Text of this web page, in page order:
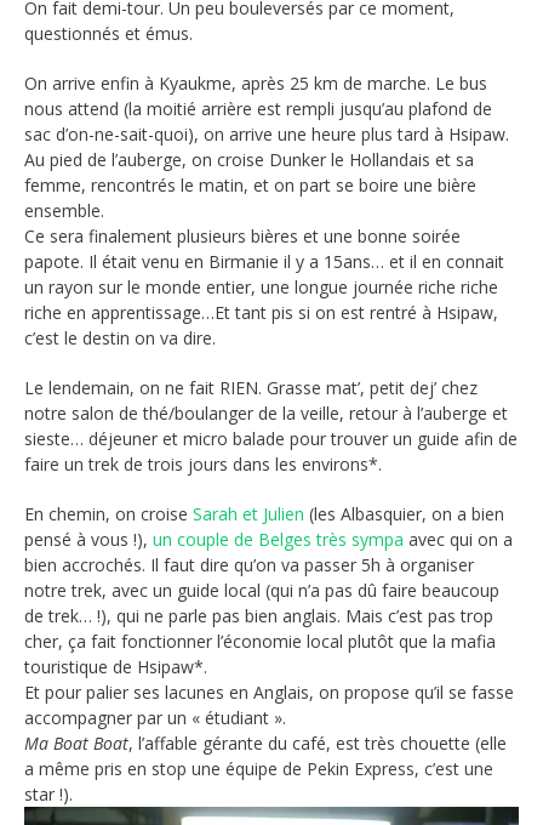
On fait demi-tour. Un peu bouleversés par ce moment,
questionnés et émus.
On arrive enfin à Kyaukme, après 25 km de marche. Le bus
nous attend (la moitié arrière est rempli jusqu’au plafond de
sac d’on-ne-sait-quoi), on arrive une heure plus tard à Hsipaw.
Au pied de l’auberge, on croise Dunker le Hollandais et sa
femme, rencontrés le matin, et on part se boire une bière
ensemble.
Ce sera finalement plusieurs bières et une bonne soirée
papote. Il était venu en Birmanie il y a 15ans… et il en connait
un rayon sur le monde entier, une longue journée riche riche
riche en apprentissage…Et tant pis si on est rentré à Hsipaw,
c’est le destin on va dire.
Le lendemain, on ne fait RIEN. Grasse mat’, petit dej’ chez
notre salon de thé/boulanger de la veille, retour à l’auberge et
sieste… déjeuner et micro balade pour trouver un guide afin de
faire un trek de trois jours dans les environs*.
En chemin, on croise Sarah et Julien (les Albasquier, on a bien
pensé à vous !), un couple de Belges très sympa avec qui on a
bien accrochés. Il faut dire qu’on va passer 5h à organiser
notre trek, avec un guide local (qui n’a pas dû faire beaucoup
de trek… !), qui ne parle pas bien anglais. Mais c’est pas trop
cher, ça fait fonctionner l’économie local plutôt que la mafia
touristique de Hsipaw*.
Et pour palier ses lacunes en Anglais, on propose qu’il se fasse
accompagner par un « étudiant ».
Ma Boat Boat, l’affable gérante du café, est très chouette (elle
a même pris en stop une équipe de Pekin Express, c’est une
star !).